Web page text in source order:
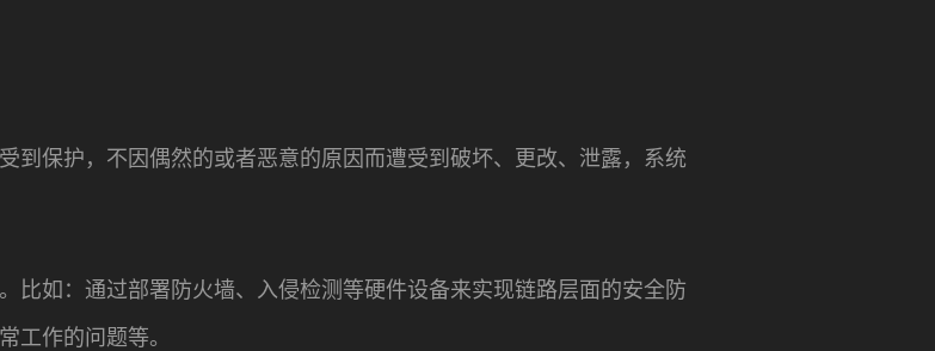
到保护，不因偶然的或者恶意的原因而遭受到破坏、更改、泄露，系统
比如：通过部署防火墙、入侵检测等硬件设备来实现链路层面的安全防
工作的问题等。